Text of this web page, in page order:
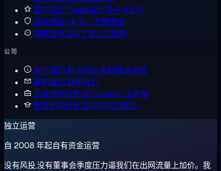
客户评价 Trustpilot 评分 4.6/5
退款保证 14 天，无需理由
获取支持 24/7 真人工程师
公司
关于我们 自 2008 年起独立运营
联系我们 联系我们
企业合作计划 在 Cloudzy 上扩展
教育机构计划 面向研究与团队
独立运营
自 2008 年起自有资金运营
没有风投,没有董事会季度压力逼我们在出网流量上加价。我